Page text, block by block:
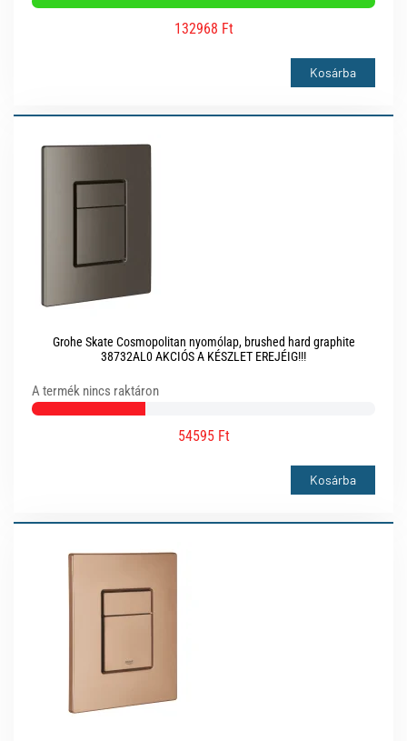
132968 Ft
Kosárba
Grohe Skate Cosmopolitan nyomólap, brushed hard graphite
38732AL0 AKCIÓS A KÉSZLET EREJÉIG!!!
A termék nincs raktáron
54595 Ft
Kosárba